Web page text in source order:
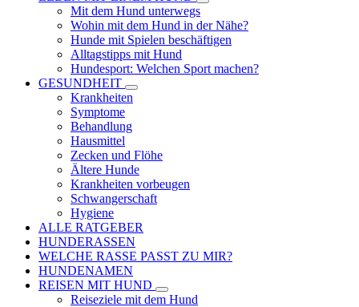
Mit dem Hund unterwegs
Wohin mit dem Hund in der Nähe?
Hunde mit Spielen beschäftigen
Alltagstipps mit Hund
Hundesport: Welchen Sport machen?
GESUNDHEIT
Krankheiten
Symptome
Behandlung
Hausmittel
Zecken und Flöhe
Ältere Hunde
Krankheiten vorbeugen
Schwangerschaft
Hygiene
ALLE RATGEBER
HUNDERASSEN
WELCHE RASSE PASST ZU MIR?
HUNDENAMEN
REISEN MIT HUND
Reiseziele mit dem Hund